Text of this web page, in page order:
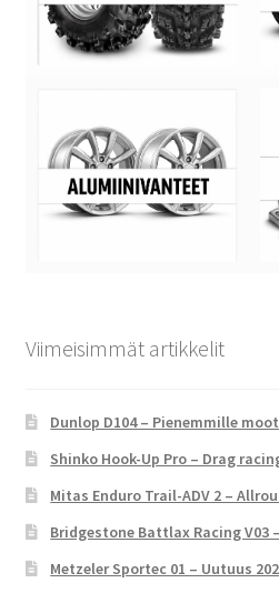
Viimeisimmät artikkelit
Dunlop D104 – Pienemmille
Shinko Hook-Up Pro – Drag
Mitas Enduro Trail-ADV 2 –
Bridgestone Battlax Racing V03
Metzeler Sportec 01 – Uutuus